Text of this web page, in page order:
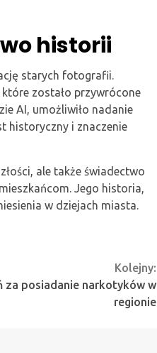
historii
starych fotografii.
zostało przywrócone
AI, umożliwiło nadanie
historyczny i znaczenie
ale także świadectwo
Jego historia,
w dziejach miasta.
Kolejny:
za posiadanie narkotyków w
regionie